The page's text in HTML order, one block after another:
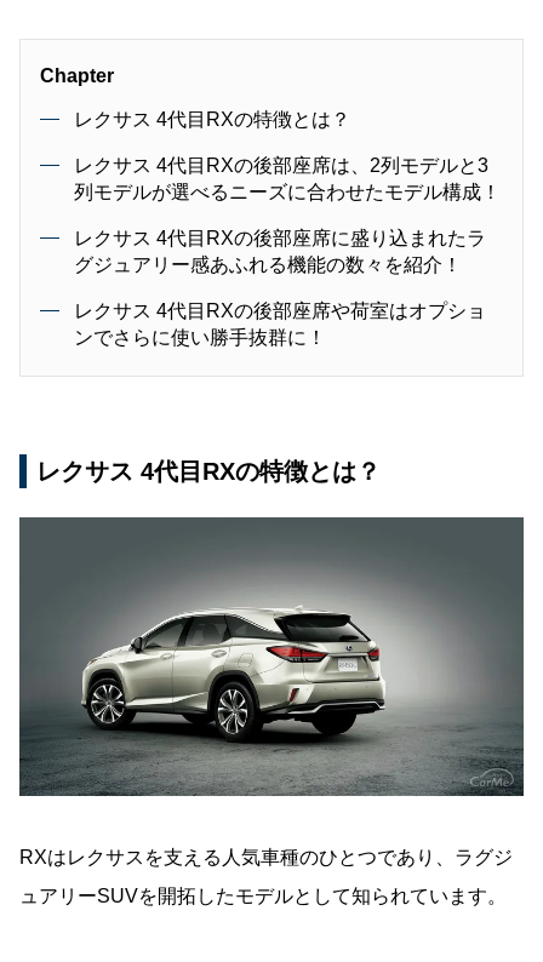
Chapter
レクサス 4代目RXの特徴とは？
レクサス 4代目RXの後部座席は、2列モデルと3
列モデルが選べるニーズに合わせたモデル構成！
レクサス 4代目RXの後部座席に盛り込まれたラ
グジュアリー感あふれる機能の数々を紹介！
レクサス 4代目RXの後部座席や荷室はオプショ
ンでさらに使い勝手抜群に！
レクサス 4代目RXの特徴とは？
RXはレクサスを支える人気車種のひとつであり、ラグジ
ュアリーSUVを開拓したモデルとして知られています。